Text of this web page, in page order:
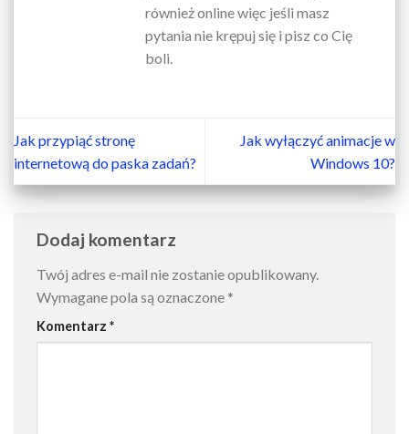
również online więc jeśli masz
pytania nie krępuj się i pisz co Cię
boli.
Jak przypiąć stronę
internetową do paska zadań?
Jak wyłączyć animacje w
Windows 10?
Dodaj komentarz
Twój adres e-mail nie zostanie opublikowany.
Wymagane pola są oznaczone *
Komentarz *